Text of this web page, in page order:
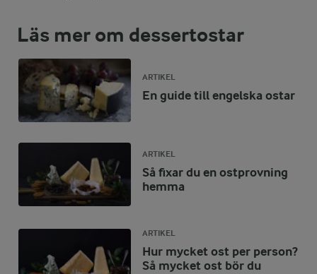
Läs mer om dessertostar
ARTIKEL
En guide till engelska ostar
ARTIKEL
Så fixar du en ostprovning
hemma
ARTIKEL
Hur mycket ost per person?
Så mycket ost bör du